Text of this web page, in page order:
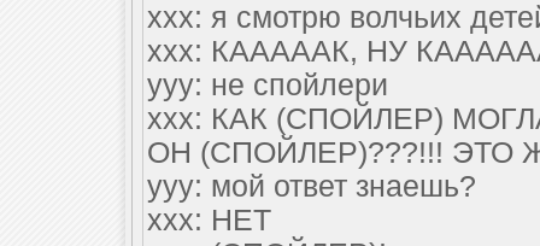
ххх: я смотрю волчьих
ххх: КАААААК, НУ
ууу: не спойлери
ххх: КАК (СПОЙЛЕР)
ОН (СПОЙЛЕР)???!!! ЭТО
ууу: мой ответ знаешь?
ххх: НЕТ